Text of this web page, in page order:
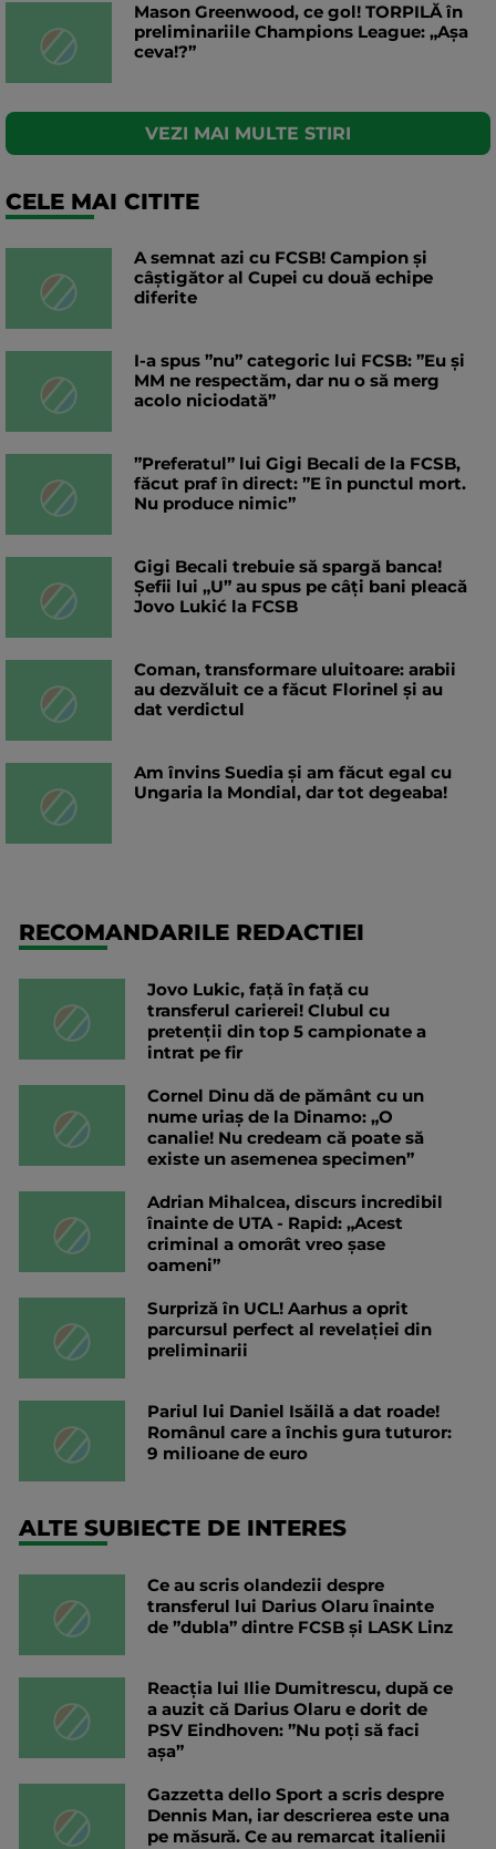
Mason Greenwood, ce gol! TORPILĂ în
preliminariile Champions League: „Așa
ceva!?”
VEZI MAI MULTE STIRI
CELE MAI CITITE
A semnat azi cu FCSB! Campion și
câștigător al Cupei cu două echipe
diferite
I-a spus ”nu” categoric lui FCSB: ”Eu și
MM ne respectăm, dar nu o să merg
acolo niciodată”
”Preferatul” lui Gigi Becali de la FCSB,
făcut praf în direct: ”E în punctul mort.
Nu produce nimic”
Gigi Becali trebuie să spargă banca!
Șefii lui „U” au spus pe câți bani pleacă
Jovo Lukić la FCSB
Coman, transformare uluitoare: arabii
au dezvăluit ce a făcut Florinel și au
dat verdictul
Am învins Suedia și am făcut egal cu
Ungaria la Mondial, dar tot degeaba!
RECOMANDARILE REDACTIEI
Jovo Lukic, față în față cu
transferul carierei! Clubul cu
pretenții din top 5 campionate a
intrat pe fir
Cornel Dinu dă de pământ cu un
nume uriaș de la Dinamo: „O
canalie! Nu credeam că poate să
existe un asemenea specimen”
Adrian Mihalcea, discurs incredibil
înainte de UTA - Rapid: „Acest
criminal a omorât vreo șase
oameni”
Surpriză în UCL! Aarhus a oprit
parcursul perfect al revelației din
preliminarii
Pariul lui Daniel Isăilă a dat roade!
Românul care a închis gura tuturor:
9 milioane de euro
ALTE SUBIECTE DE INTERES
Ce au scris olandezii despre
transferul lui Darius Olaru înainte
de ”dubla” dintre FCSB și LASK Linz
Reacția lui Ilie Dumitrescu, după ce
a auzit că Darius Olaru e dorit de
PSV Eindhoven: ”Nu poți să faci
așa”
Gazzetta dello Sport a scris despre
Dennis Man, iar descrierea este una
pe măsură. Ce au remarcat italienii